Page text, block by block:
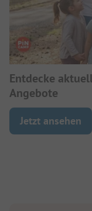
Entdecke
Angebote
Jetzt ansehen